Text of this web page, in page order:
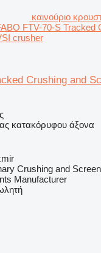
καινούριο
FTV-70-S Tracked
crusher
Crushing and
κατακόρυφου άξονα
Crushing and
Manufacturer